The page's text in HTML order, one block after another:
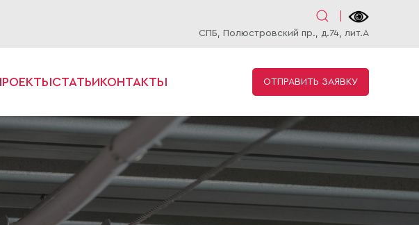
СПБ, Полюстровский пр., д.74, лит.А
СТАТЬИКОНТАКТЫ ОТПРАВИТЬ ЗАЯВКУ